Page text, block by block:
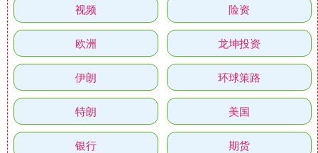
视频 险资
欧洲 龙坤投资
伊朗 环球策路
特朗 美国
银行 期货